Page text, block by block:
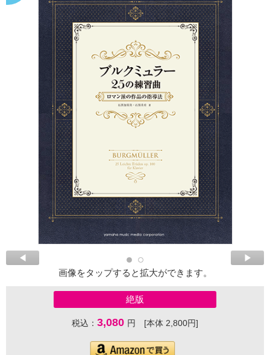
画像をタップすると拡大ができます。
絶版
税込： 3,080 円 [本体 2,800円]